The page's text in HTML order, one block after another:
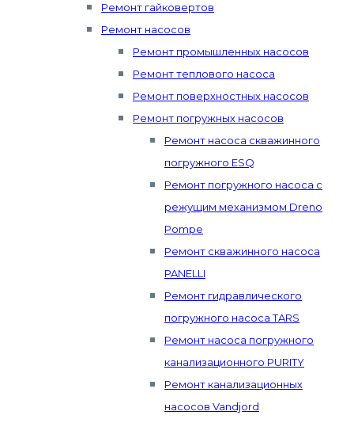
Ремонт гайковертов
Ремонт насосов
Ремонт промышленных насосов
Ремонт теплового насоса
Ремонт поверхностных насосов
Ремонт погружных насосов
Ремонт насоса скважинного
погружного ESQ
Ремонт погружного насоса с
режущим механизмом Dreno
Pompe
Ремонт скважинного насоса
PANELLI
Ремонт гидравлического
погружного насоса TARS
Ремонт насоса погружного
канализационного PURITY
Ремонт канализационных
насосов Vandjord